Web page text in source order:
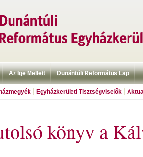
Az Ige Mellett Dunántúli Református Lap
Egyházkerületi Tisztségviselők
könyv a